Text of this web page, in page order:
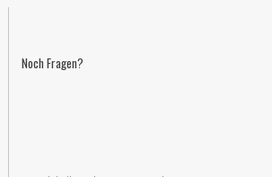
Noch Fragen?